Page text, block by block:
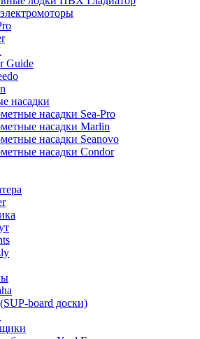
Guide
насадки
насадки Sea-Pro
насадки Marlin
насадки Seanovo
насадки Condor
board доски)